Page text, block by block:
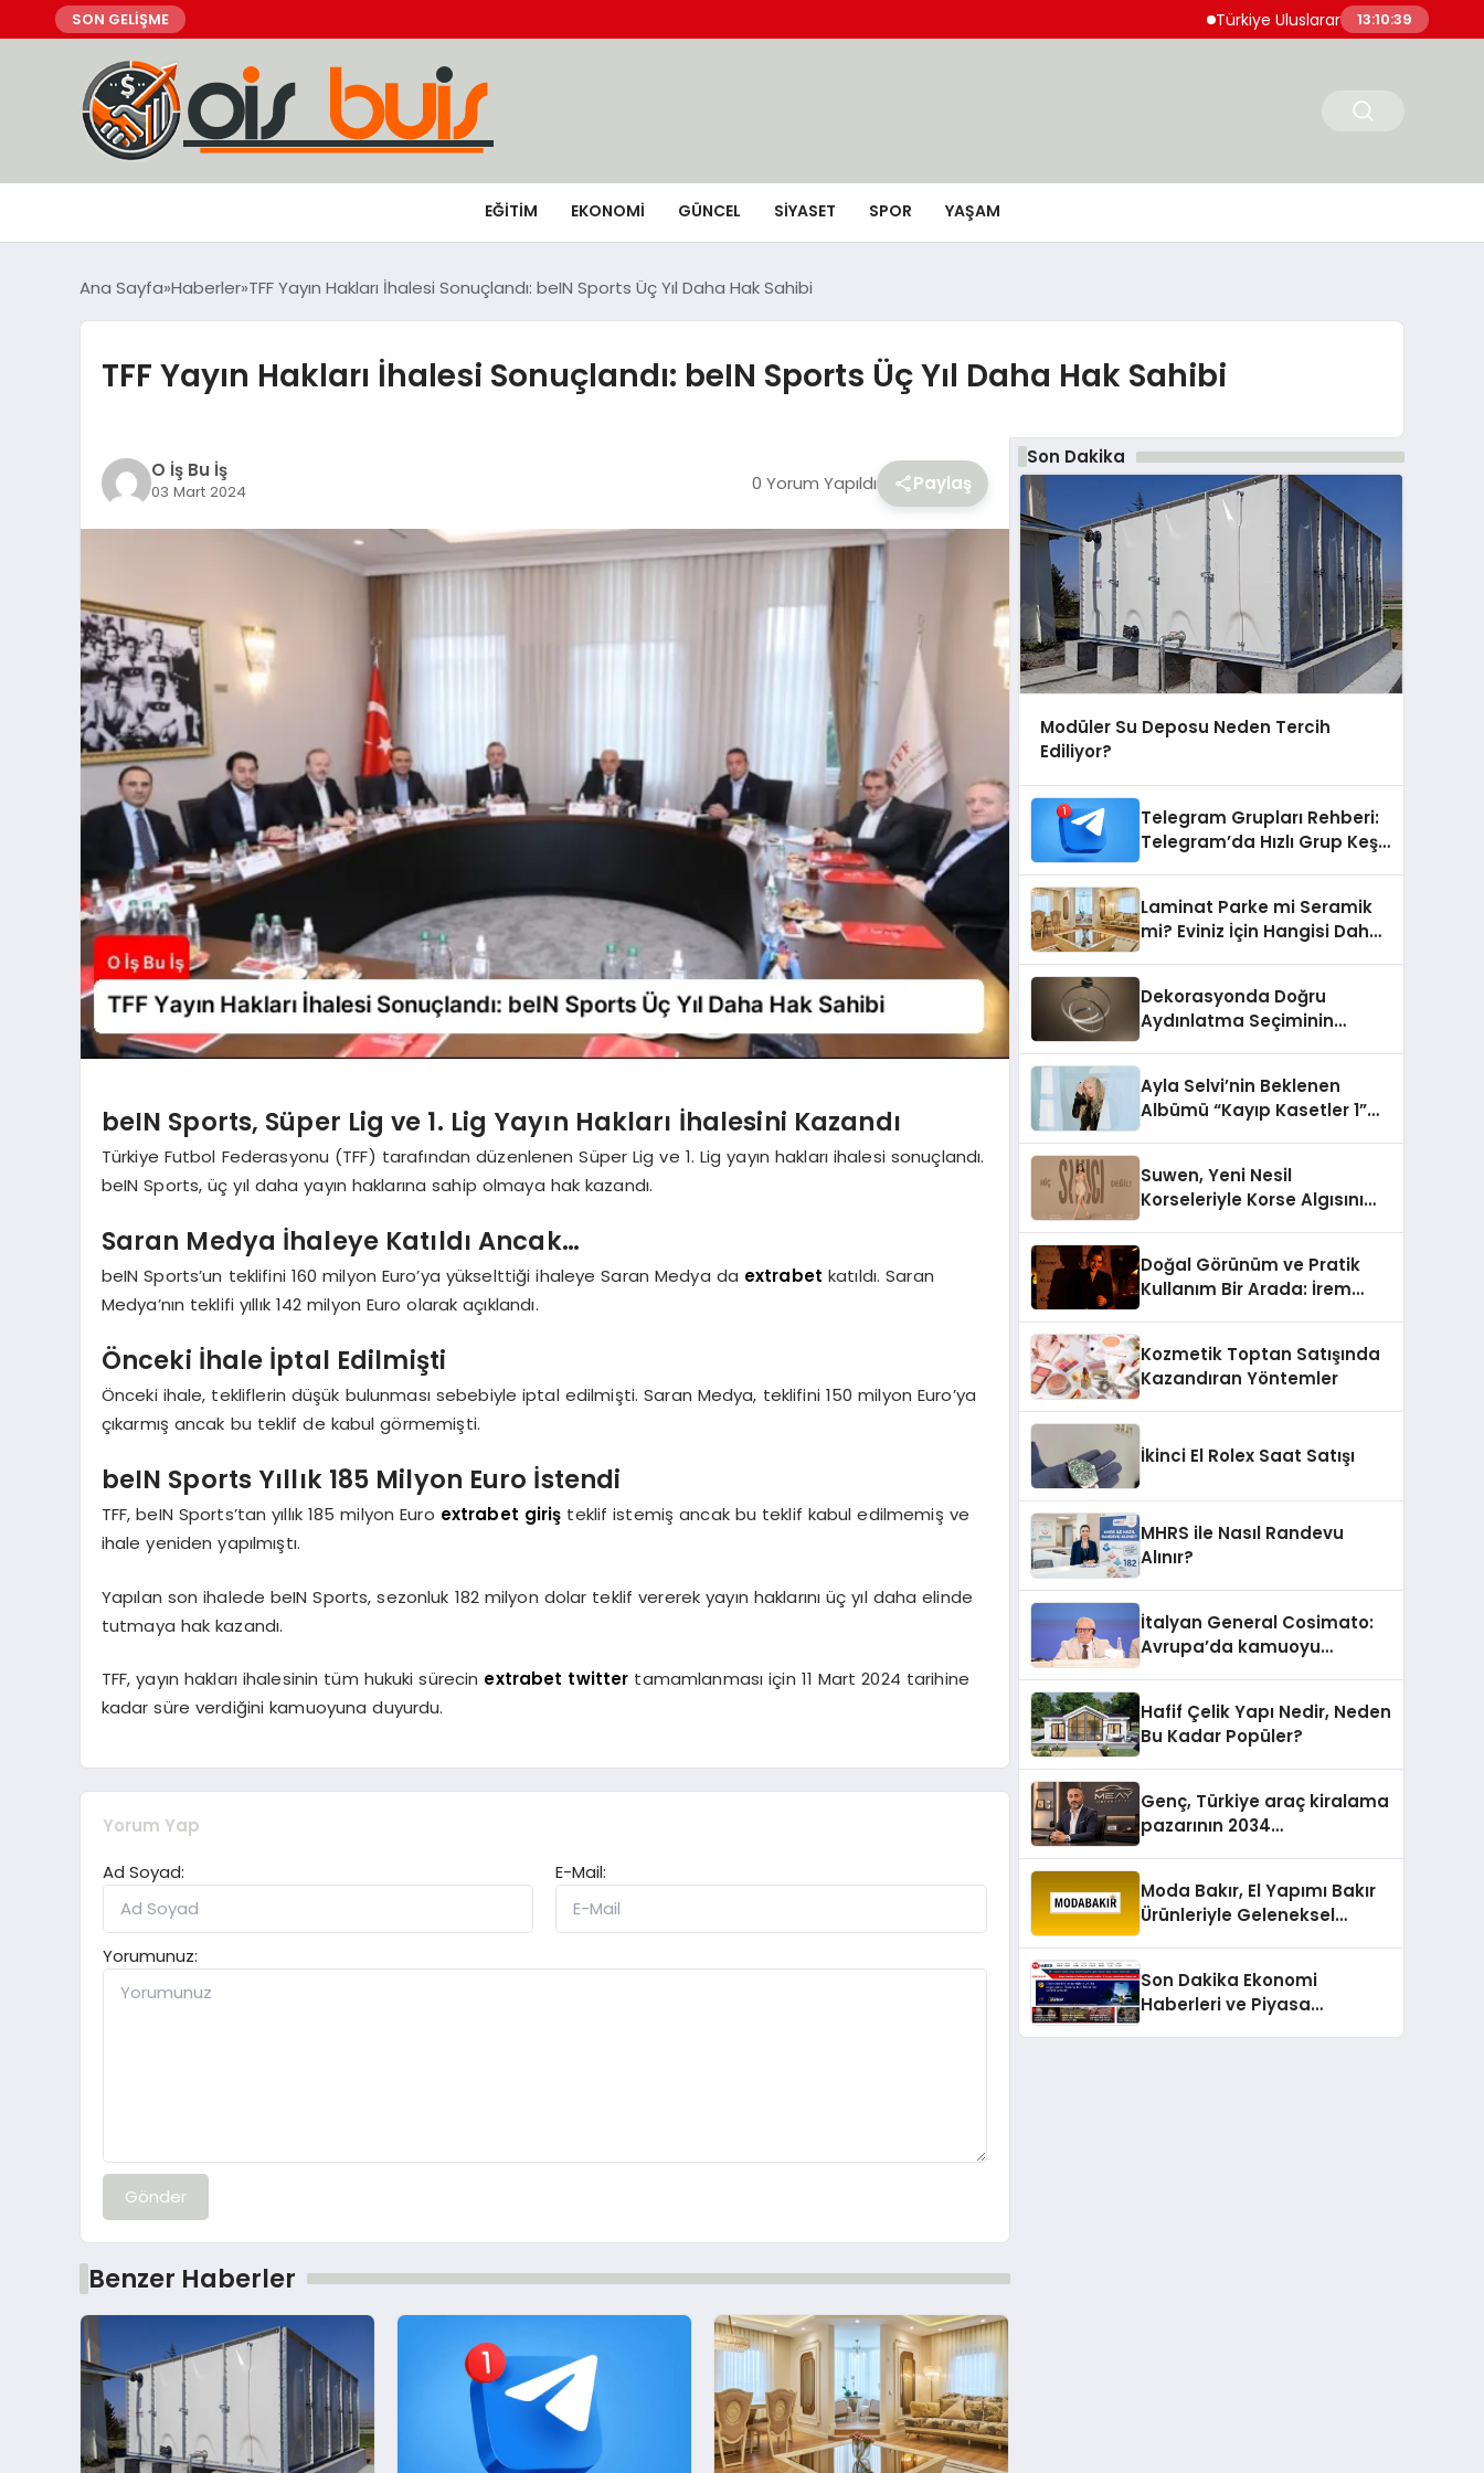
SON GELİŞME Türkiye Uluslararası Nükleer Bilim
13:10:40
EĞİTİM EKONOMİ GÜNCEL SIYASET SPOR YAŞAM
Ana Sayfa Haberler TFF Yayın Hakları İhalesi Sonuçlandı: beIN Sports Üç Yıl Daha Hak Sahibi
TFF Yayın Hakları İhalesi Sonuçlandı: beIN Sports Üç Yıl Daha Hak Sahibi
O İş Bu İş
03 Mart 2024 0 Yorum Yapıldı Paylaş
beIN Sports, Süper Lig ve 1. Lig Yayın Hakları İhalesini Kazandı
Türkiye Futbol Federasyonu (TFF) tarafından düzenlenen Süper Lig ve 1. Lig yayın hakları ihalesi sonuçlandı.
beIN Sports, üç yıl daha yayın haklarına sahip olmaya hak kazandı.
Saran Medya İhaleye Katıldı Ancak…
beIN Sports’un teklifini 160 milyon Euro’ya yükselttiği ihaleye Saran Medya da extrabet katıldı. Saran
Medya’nın teklifi yıllık 142 milyon Euro olarak açıklandı.
Önceki İhale İptal Edilmişti
Önceki ihale, tekliflerin düşük bulunması sebebiyle iptal edilmişti. Saran Medya, teklifini 150 milyon Euro’ya
çıkarmış ancak bu teklif de kabul görmemişti.
beIN Sports Yıllık 185 Milyon Euro İstendi
TFF, beIN Sports’tan yıllık 185 milyon Euro extrabet giriş teklif istemiş ancak bu teklif kabul edilmemiş ve
ihale yeniden yapılmıştı.
Yapılan son ihalede beIN Sports, sezonluk 182 milyon dolar teklif vererek yayın haklarını üç yıl daha elinde
tutmaya hak kazandı.
TFF, yayın hakları ihalesinin tüm hukuki sürecin extrabet twitter tamamlanması için 11 Mart 2024 tarihine
kadar süre verdiğini kamuoyuna duyurdu.
Yorum Yap
Ad Soyad:
E-Mail:
Yorumunuz:
Gönder
Benzer Haberler
Son Dakika
Modüler Su Deposu Neden Tercih
Ediliyor?
Telegram Grupları Rehberi:
Telegram’da Hızlı Grup Keşfi
Laminat Parke mi Seramik
mi? Eviniz İçin Hangisi Daha
Dekorasyonda Doğru
Aydınlatma Seçiminin
Ayla Selvi’nin Beklenen
Albümü “Kayıp Kasetler 1”
Suwen, Yeni Nesil
Korseleriyle Korse Algısını
Doğal Görünüm ve Pratik
Kullanım Bir Arada: İrem
Kozmetik Toptan Satışında
Kazandıran Yöntemler
İkinci El Rolex Saat Satışı
MHRS ile Nasıl Randevu
Alınır?
İtalyan General Cosimato:
Avrupa’da kamuoyu
Hafif Çelik Yapı Nedir, Neden
Bu Kadar Popüler?
Genç, Türkiye araç kiralama
pazarının 2034
Moda Bakır, El Yapımı Bakır
Ürünleriyle Geleneksel
Son Dakika Ekonomi
Haberleri ve Piyasa